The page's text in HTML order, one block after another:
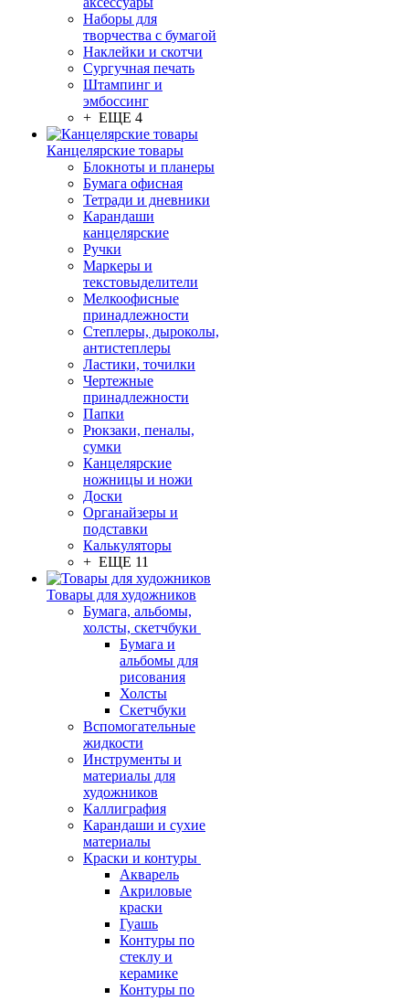
Наборы для
творчества с бумагой
Наклейки и скотчи
Сургучная печать
Штампинг и
эмбоссинг
+ ЕЩЕ 4
Канцелярские товары
Блокноты и планеры
Бумага офисная
Тетради и дневники
Карандаши
канцелярские
Ручки
Маркеры и
текстовыделители
Мелкоофисные
принадлежности
Степлеры, дыроколы,
антистеплеры
Ластики, точилки
Чертежные
принадлежности
Папки
Рюкзаки, пеналы,
сумки
Канцелярские
ножницы и ножи
Доски
Органайзеры и
подставки
Калькуляторы
+ ЕЩЕ 11
Товары для художников
Бумага, альбомы,
холсты, скетчбуки
Бумага и
альбомы для
рисования
Холсты
Скетчбуки
Вспомогательные
жидкости
Инструменты и
материалы для
художников
Каллиграфия
Карандаши и сухие
материалы
Краски и контуры
Акварель
Акриловые
краски
Гуашь
Контуры по
стеклу и
керамике
Контуры по